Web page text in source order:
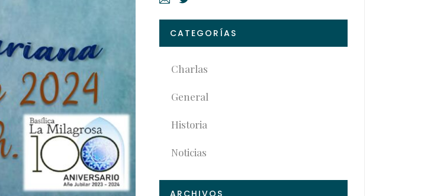
CATEGORÍAS
Charlas
General
Historia
Noticias
ARCHIVOS